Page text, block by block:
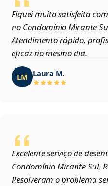
Fiquei muito satisfeita
no Condomínio Mirante
Atendimento rápido,
eficaz no mesmo dia.
LM Laura M.
Excelente serviço de
Condomínio Mirante Sul,
Resolveram o problema